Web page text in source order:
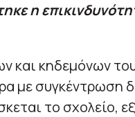
η
και κηδεμόνων
με συγκέντρωση
το σχολείο,